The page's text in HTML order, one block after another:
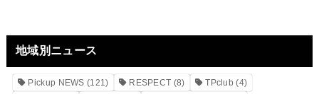
地域別ニュース
Pickup NEWS (121) RESPECT (8) TPclub (4)